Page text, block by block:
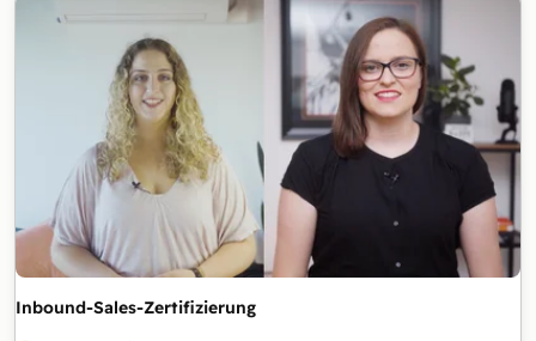
Inbound-Sales-Zertifizierung